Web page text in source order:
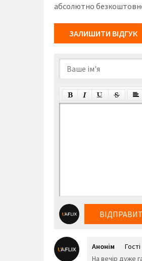
абсолютно
ЗАЛИШИТИ ВІДГУК
Анонім Гості
На вечір дуже